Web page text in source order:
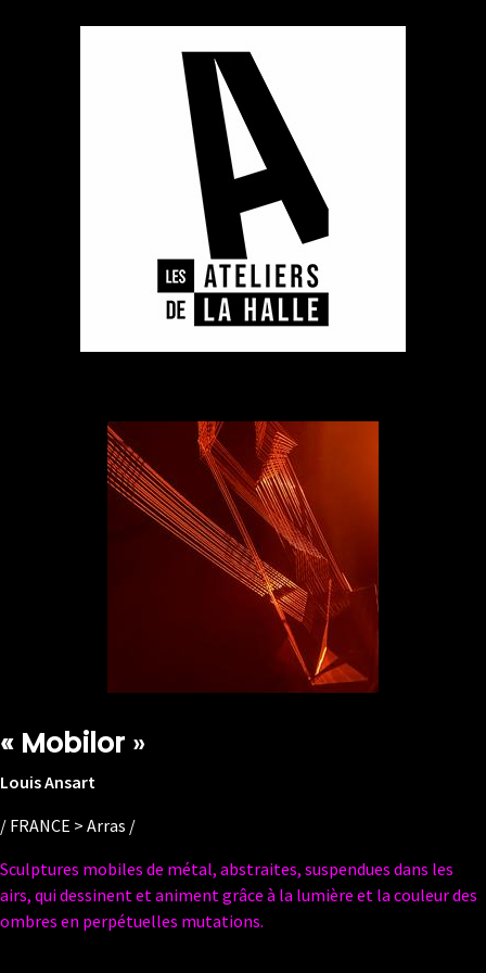
« Mobilor »
Louis Ansart
/ FRANCE > Arras /
Sculptures mobiles de métal, abstraites, suspendues dans les
airs, qui dessinent et animent grâce à la lumière et la couleur des
ombres en perpétuelles mutations.